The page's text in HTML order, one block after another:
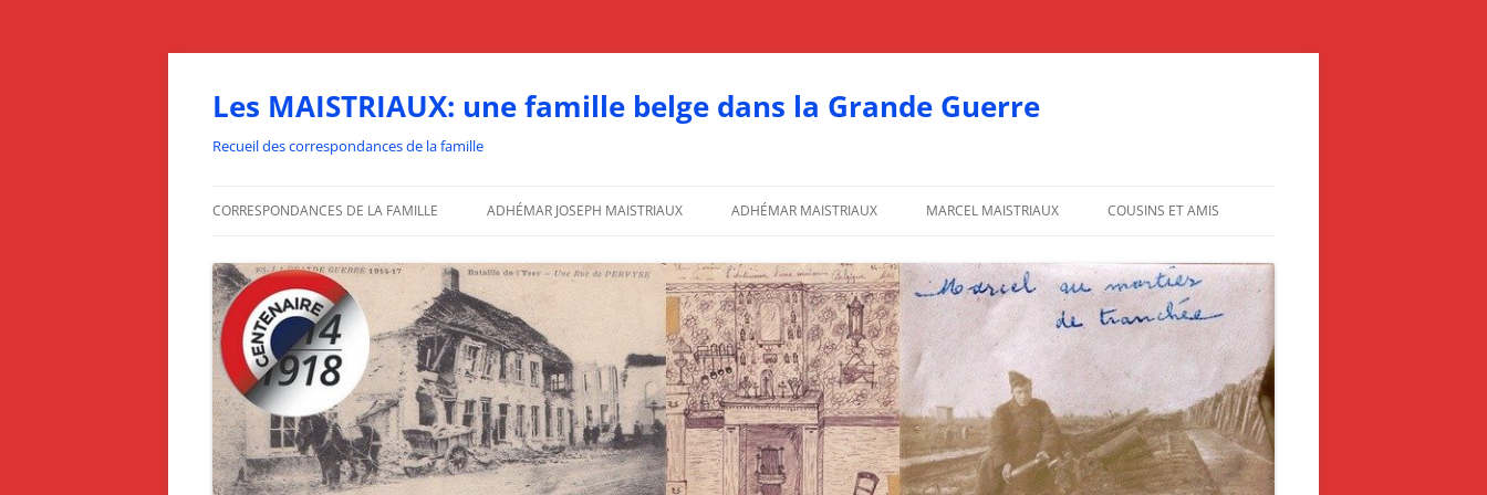
Aller
Les MAISTRIAUX: une famille belge dans la Grande Guerre
Recueil des correspondances de la famille
CORRESPONDANCES DE LA FAMILLE
1913
1914
1915
1916
1917
ADHÉMAR JOSEPH MAISTRIAUX ADHÉMAR MAISTRIAUX
CORRESPONDANCES D’ADHÉMAR
MARCEL MAISTRIAUX COUSINS ET AMIS
LES BRONCHART
LES SUVÉE
CORRESPONDANCES DE MAURICE